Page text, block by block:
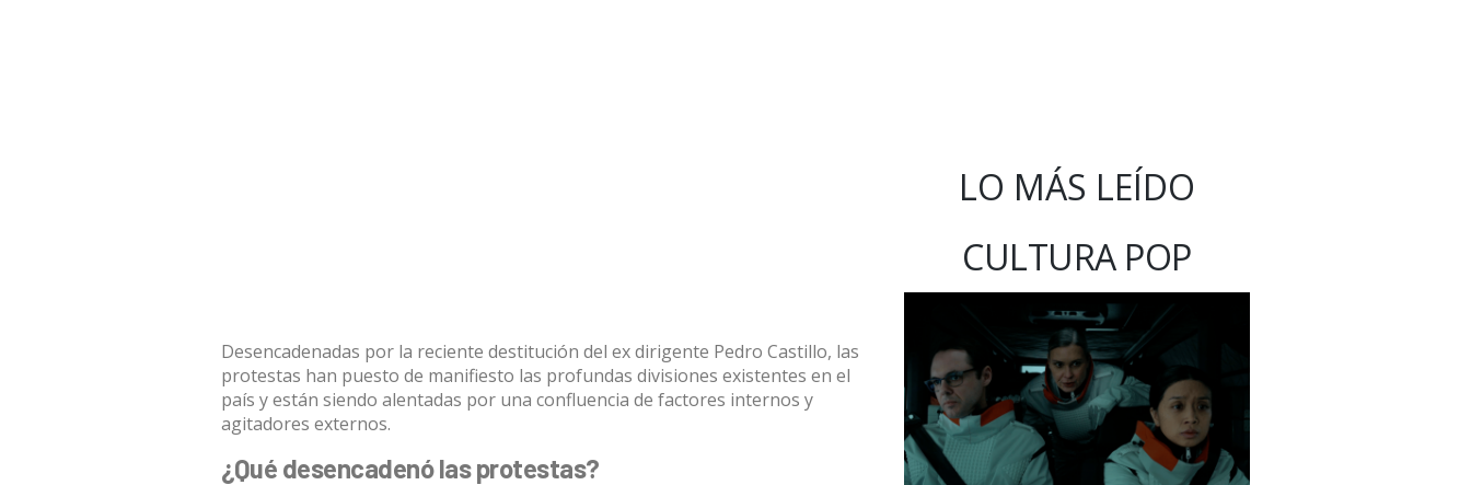
Desencadenadas por la reciente destitución del ex dirigente Pedro Castillo, las
protestas han puesto de manifiesto las profundas divisiones existentes en el
país y están siendo alentadas por una confluencia de factores internos y
agitadores externos.
¿Qué desencadenó las protestas?
LO MÁS LEÍDO
CULTURA POP